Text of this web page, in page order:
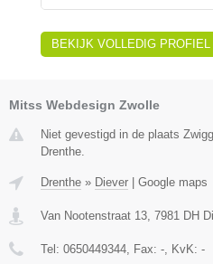
BEKIJK VOLLEDIG PROFIEL
Mitss Webdesign Zwolle
Niet gevestigd in de plaats
Drenthe.
Drenthe » Diever Google maps
Van Nootenstraat 13, 7981 DH
Tel: 0650449344, Fax: -, KvK: -